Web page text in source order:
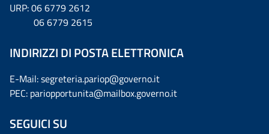
URP: 06 6779 2612
06 6779 2615
INDIRIZZI DI POSTA ELETTRONICA
E-Mail: segreteria.pariop@governo.it
PEC: pariopportunita@mailbox.governo.it
SEGUICI SU